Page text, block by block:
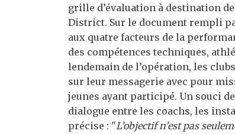
grille d’évaluation à destination
District. Sur le document rempli
aux quatre facteurs de la
des compétences techniques,
lendemain de l’opération, les
sur leur messagerie avec pour
jeunes ayant participé. Un souci
dialogue entre les coachs, les
précise : "L’objectif n’est pas